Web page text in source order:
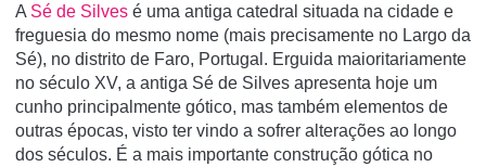
A Sé de Silves é uma antiga catedral situada na cidade e
freguesia do mesmo nome (mais precisamente no Largo da
Sé), no distrito de Faro, Portugal. Erguida maioritariamente
no século XV, a antiga Sé de Silves apresenta hoje um
cunho principalmente gótico, mas também elementos de
outras épocas, visto ter vindo a sofrer alterações ao longo
dos séculos. É a mais importante construção gótica no